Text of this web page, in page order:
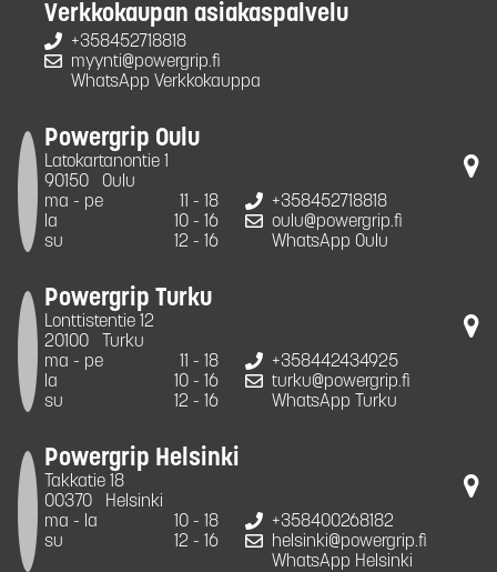
Verkkokaupan asiakaspalvelu
+358452718818
myynti@powergrip.fi
WhatsApp Verkkokauppa
Powergrip Oulu
Latokartanontie 1
90150
Oulu
ma - pe
11 - 18
la
10 - 16
su
12 - 16
+358452718818
oulu@powergrip.fi
WhatsApp Oulu
Powergrip Turku
Lonttistentie 12
20100
Turku
ma - pe
11 - 18
la
10 - 16
su
12 - 16
+358442434925
turku@powergrip.fi
WhatsApp Turku
Powergrip Helsinki
Takkatie 18
00370
Helsinki
ma - la
10 - 18
su
12 - 16
+358400268182
helsinki@powergrip.fi
WhatsApp Helsinki